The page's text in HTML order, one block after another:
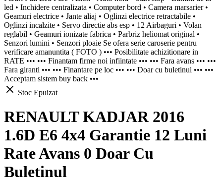
led • Inchidere centralizata • Computer bord • Camera marsarier •
Geamuri electrice • Jante aliaj • Oglinzi electrice retractabile •
Oglinzi incalzite • Servo directie abs esp • 12 Airbaguri • Volan
reglabil • Geamuri ionizate fabrica • Parbriz heliomat original •
Senzori lumini • Senzori ploaie Se ofera serie caroserie pentru
verificare amanuntita ( FOTO ) ••• Posibilitate achizitionare in
RATE ••• ••• Finantam firme noi infiintate ••• ••• Fara avans ••• •••
Fara giranti ••• ••• Finantare pe loc ••• ••• Doar cu buletinul ••• •••
Acceptam sistem buy back •••
Stoc Epuizat
RENAULT KADJAR 2016
1.6D E6 4x4 Garantie 12 Luni
Rate Avans 0 Doar Cu
Buletinul